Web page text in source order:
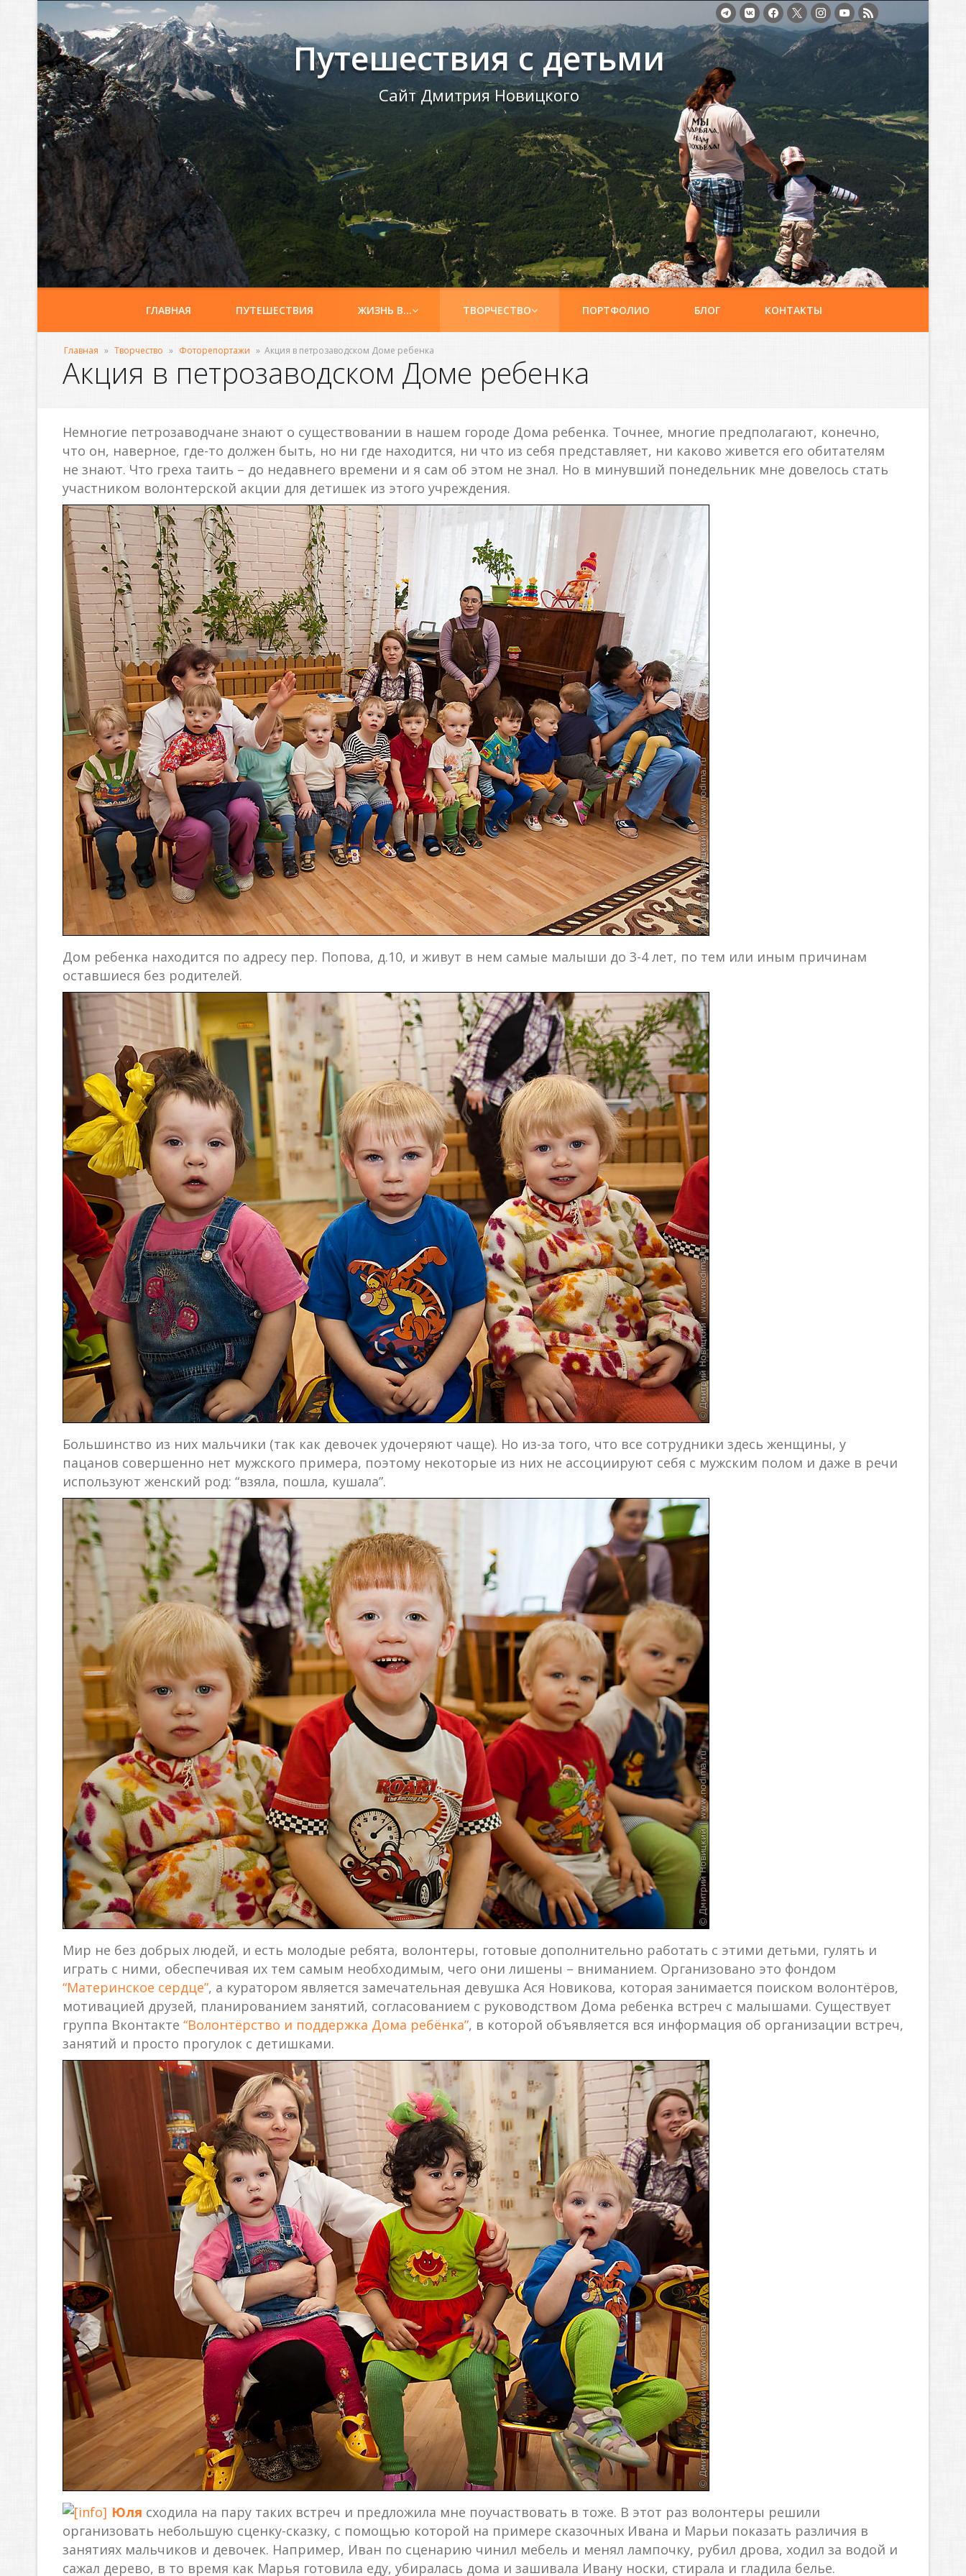
Путешествия с детьми
Сайт Дмитрия Новицкого
ГЛАВНАЯ ПУТЕШЕСТВИЯ ЖИЗНЬ В… ТВОРЧЕСТВО ПОРТФОЛИО БЛОГ КОНТАКТЫ
Главная » Творчество » Фоторепортажи » Акция в петрозаводском Доме ребенка
Акция в петрозаводском Доме ребенка
Немногие петрозаводчане знают о существовании в нашем городе Дома ребенка. Точнее, многие предполагают, конечно,
что он, наверное, где-то должен быть, но ни где находится, ни что из себя представляет, ни каково живется его обитателям
не знают. Что греха таить – до недавнего времени и я сам об этом не знал. Но в минувший понедельник мне довелось стать
участником волонтерской акции для детишек из этого учреждения.
Дом ребенка находится по адресу пер. Попова, д.10, и живут в нем самые малыши до 3-4 лет, по тем или иным причинам
оставшиеся без родителей.
Большинство из них мальчики (так как девочек удочеряют чаще). Но из-за того, что все сотрудники здесь женщины, у
пацанов совершенно нет мужского примера, поэтому некоторые из них не ассоциируют себя с мужским полом и даже в речи
используют женский род: “взяла, пошла, кушала”.
Мир не без добрых людей, и есть молодые ребята, волонтеры, готовые дополнительно работать с этими детьми, гулять и
играть с ними, обеспечивая их тем самым необходимым, чего они лишены – вниманием. Организовано это фондом
“Материнское сердце”, а куратором является замечательная девушка Ася Новикова, которая занимается поиском волонтёров,
мотивацией друзей, планированием занятий, согласованием с руководством Дома ребенка встреч с малышами. Существует
группа Вконтакте “Волонтёрство и поддержка Дома ребёнка”, в которой объявляется вся информация об организации встреч,
занятий и просто прогулок с детишками.
Юля сходила на пару таких встреч и предложила мне поучаствовать в тоже. В этот раз волонтеры решили
организовать небольшую сценку-сказку, с помощью которой на примере сказочных Ивана и Марьи показать различия в
занятиях мальчиков и девочек. Например, Иван по сценарию чинил мебель и менял лампочку, рубил дрова, ходил за водой и
сажал дерево, в то время как Марья готовила еду, убиралась дома и зашивала Ивану носки, стирала и гладила белье.